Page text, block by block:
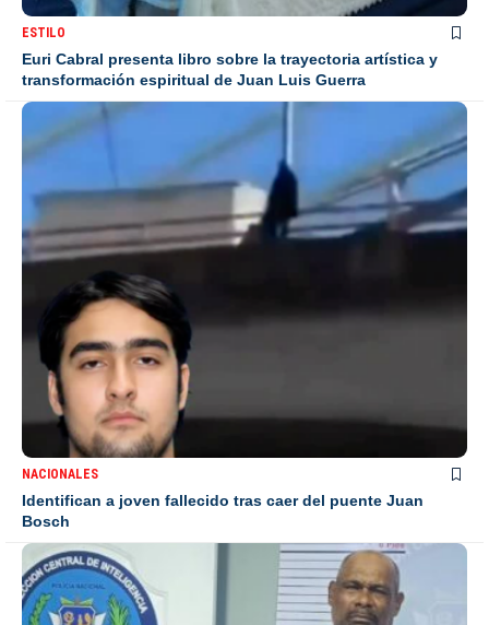
ESTILO
Euri Cabral presenta libro sobre la trayectoria artística y
transformación espiritual de Juan Luis Guerra
NACIONALES
Identifican a joven fallecido tras caer del puente Juan
Bosch